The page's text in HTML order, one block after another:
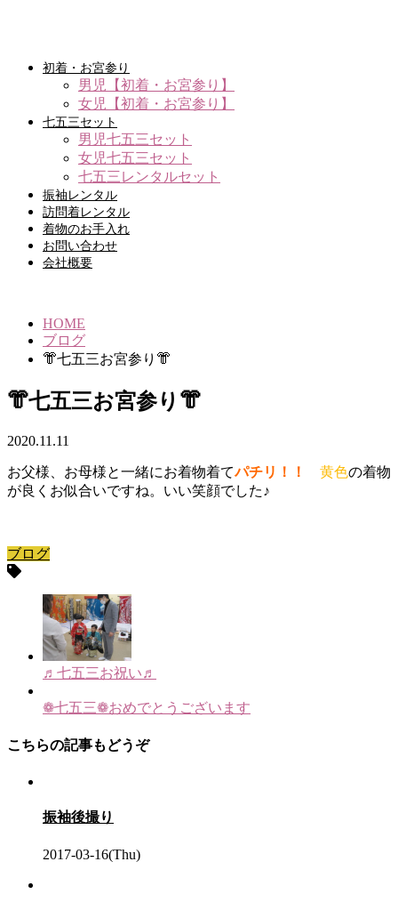
初着・お宮参り
男児【初着・お宮参り】
女児【初着・お宮参り】
七五三セット
男児七五三セット
女児七五三セット
七五三レンタルセット
振袖レンタル
訪問着レンタル
着物のお手入れ
お問い合わせ
会社概要
HOME
ブログ
👘七五三お宮参り👘
👘七五三お宮参り👘
2020.11.11
お父様、お母様と一緒にお着物着てパチリ！ ！ 黄色の着物
が良く お似合いですね。いい笑顔でした♪
ブログ
♬七五三お祝い♬
❁七五三❁おめでとうございます
こちらの記事もどうぞ
振袖後撮り
2017-03-16(Thu)